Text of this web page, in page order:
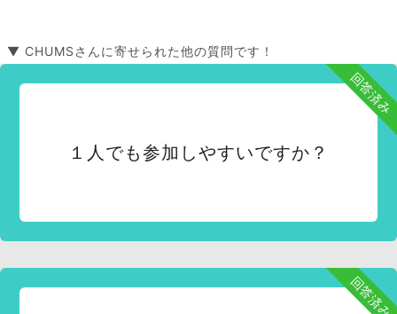
▼ CHUMSさんに寄せられた他の質問です！
回答済み
１人でも参加しやすいですか？
回答済み